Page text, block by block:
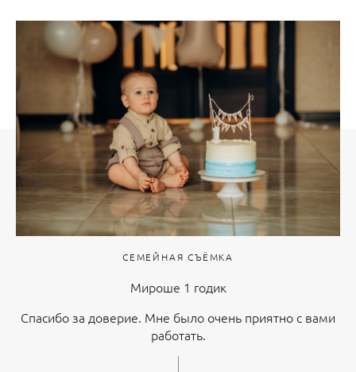
СЕМЕЙНАЯ СЪЁМКА
Мироше 1 годик
Спасибо за доверие. Мне было очень приятно с вами
работать.